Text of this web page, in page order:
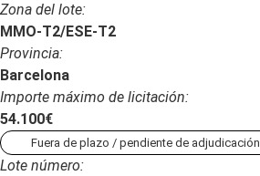
Zona del lote:
MMO-T2/ESE-T2
Provincia:
Barcelona
Importe máximo de licitación:
54.100€
Fuera de plazo / pendiente de adjudicación
Lote número: